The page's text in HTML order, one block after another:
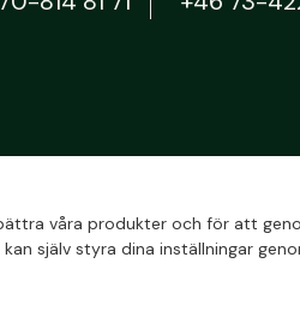
våra produkter och för att
själv styra dina inställningar